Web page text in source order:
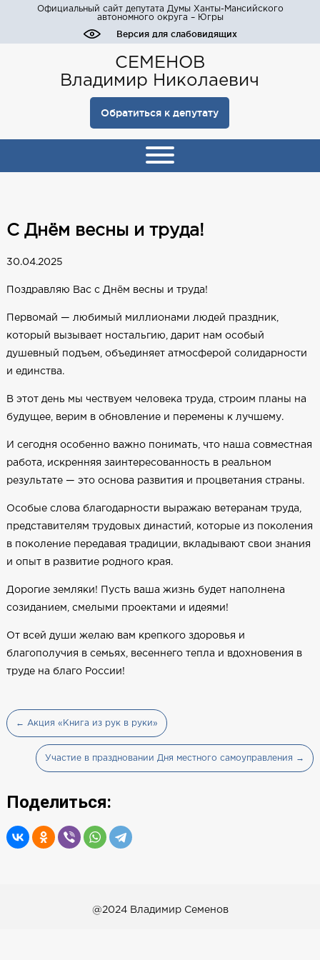
Официальный сайт депутата Думы Ханты-Мансийского
автономного округа – Югры
Версия для слабовидящих
СЕМЕНОВ
Владимир Николаевич
Обратиться к депутату
С Днём весны и труда!
30.04.2025
Поздравляю Вас с Днём весны и труда!
Первомай — любимый миллионами людей праздник,
который вызывает ностальгию, дарит нам особый
душевный подъем, объединяет атмосферой солидарности
и единства.
В этот день мы чествуем человека труда, строим планы на
будущее, верим в обновление и перемены к лучшему.
И сегодня особенно важно понимать, что наша совместная
работа, искренняя заинтересованность в реальном
результате — это основа развития и процветания страны.
Особые слова благодарности выражаю ветеранам труда,
представителям трудовых династий, которые из поколения
в поколение передавая традиции, вкладывают свои знания
и опыт в развитие родного края.
Дорогие земляки! Пусть ваша жизнь будет наполнена
созиданием, смелыми проектами и идеями!
От всей души желаю вам крепкого здоровья и
благополучия в семьях, весеннего тепла и вдохновения в
труде на благо России!
← Акция «Книга из рук в руки»
Участие в праздновании Дня местного самоуправления →
Поделиться:
@2024 Владимир Семенов